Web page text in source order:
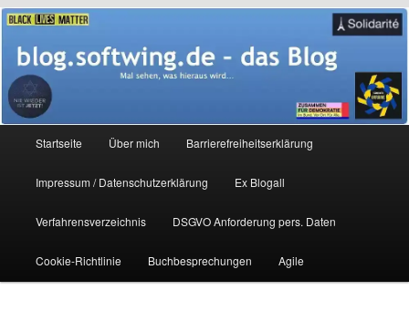
Zum
primären
Inhalt
springen
Zum
sekundären
Inhalt
springen
blog.softwing.de – das Blog
Mal sehen, was hieraus wird…
Startseite Über mich Barrierefreiheitserklärung
Impressum / Datenschutzerklärung Ex Blogall
Verfahrensverzeichnis DSGVO Anforderung pers. Daten
Cookie-Richtlinie Buchbesprechungen Agile